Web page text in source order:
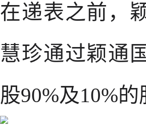
在递表之前，
慧珍通过颖通
股90%及10%的